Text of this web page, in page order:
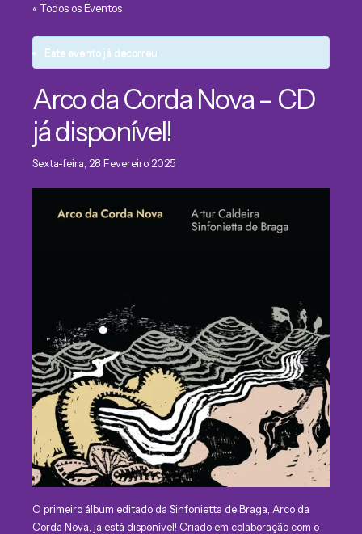
« Todos os Eventos
Este evento já decorreu.
Arco da Corda Nova – CD
já disponível!
Sexta-feira, 28 Fevereiro 2025
O primeiro álbum editado da Sinfonietta de Braga, Arco da
Corda Nova, já está disponível! Criado em colaboração com o